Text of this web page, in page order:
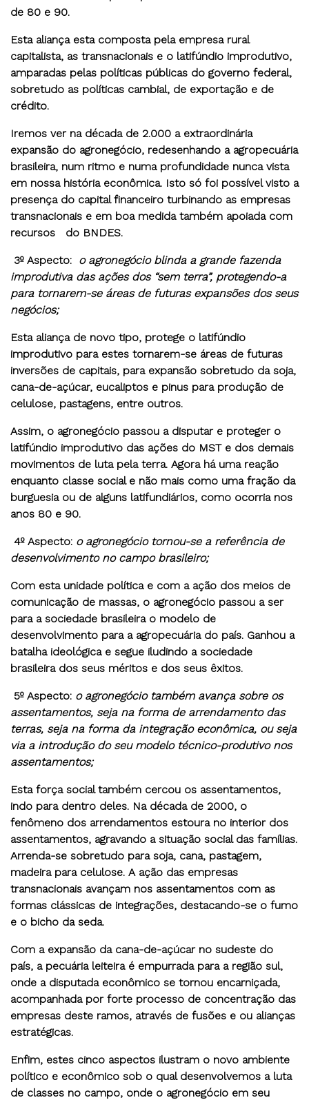
de 80 e 90.
Esta aliança esta composta pela empresa rural
capitalista, as transnacionais e o latifúndio improdutivo,
amparadas pelas políticas públicas do governo federal,
sobretudo as políticas cambial, de exportação e de
crédito.
Iremos ver na década de 2.000 a extraordinária
expansão do agronegócio, redesenhando a agropecuária
brasileira, num ritmo e numa profundidade nunca vista
em nossa história econômica. Isto só foi possível visto a
presença do capital financeiro turbinando as empresas
transnacionais e em boa medida também apoiada com
recursos do BNDES.
3º Aspecto: o agronegócio blinda a grande fazenda
improdutiva das ações dos “sem terra”, protegendo-a
para tornarem-se áreas de futuras expansões dos seus
negócios;
Esta aliança de novo tipo, protege o latifúndio
improdutivo para estes tornarem-se áreas de futuras
inversões de capitais, para expansão sobretudo da soja,
cana-de-açúcar, eucaliptos e pinus para produção de
celulose, pastagens, entre outros.
Assim, o agronegócio passou a disputar e proteger o
latifúndio improdutivo das ações do MST e dos demais
movimentos de luta pela terra. Agora há uma reação
enquanto classe social e não mais como uma fração da
burguesia ou de alguns latifundiários, como ocorria nos
anos 80 e 90.
4º Aspecto: o agronegócio tornou-se a referência de
desenvolvimento no campo brasileiro;
Com esta unidade política e com a ação dos meios de
comunicação de massas, o agronegócio passou a ser
para a sociedade brasileira o modelo de
desenvolvimento para a agropecuária do país. Ganhou a
batalha ideológica e segue iludindo a sociedade
brasileira dos seus méritos e dos seus êxitos.
5º Aspecto: o agronegócio também avança sobre os
assentamentos, seja na forma de arrendamento das
terras, seja na forma da integração econômica, ou seja
via a introdução do seu modelo técnico-produtivo nos
assentamentos;
Esta força social também cercou os assentamentos,
indo para dentro deles. Na década de 2000, o
fenômeno dos arrendamentos estoura no interior dos
assentamentos, agravando a situação social das famílias.
Arrenda-se sobretudo para soja, cana, pastagem,
madeira para celulose. A ação das empresas
transnacionais avançam nos assentamentos com as
formas clássicas de integrações, destacando-se o fumo
e o bicho da seda.
Com a expansão da cana-de-açúcar no sudeste do
país, a pecuária leiteira é empurrada para a região sul,
onde a disputada econômico se tornou encarniçada,
acompanhada por forte processo de concentração das
empresas deste ramos, através de fusões e ou alianças
estratégicas.
Enfim, estes cinco aspectos ilustram o novo ambiente
político e econômico sob o qual desenvolvemos a luta
de classes no campo, onde o agronegócio em seu